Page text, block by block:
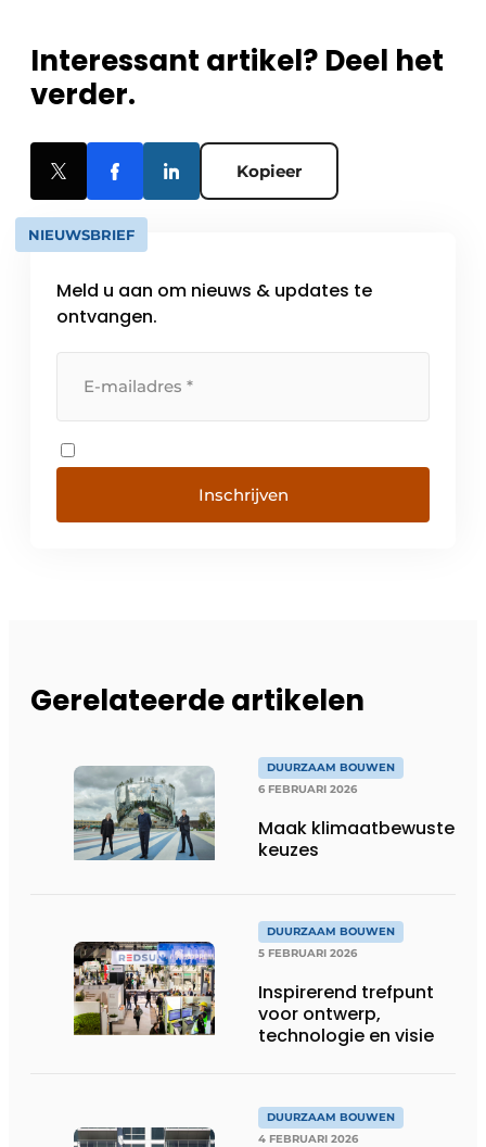
Interessant artikel? Deel het
verder.
Kopieer
NIEUWSBRIEF
Meld u aan om nieuws & updates te
ontvangen.
Inschrijven
Gerelateerde artikelen
DUURZAAM BOUWEN
6 FEBRUARI 2026
Maak klimaatbewuste
keuzes
DUURZAAM BOUWEN
5 FEBRUARI 2026
Inspirerend trefpunt
voor ontwerp,
technologie en visie
DUURZAAM BOUWEN
4 FEBRUARI 2026